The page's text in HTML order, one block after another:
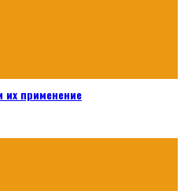
их применение